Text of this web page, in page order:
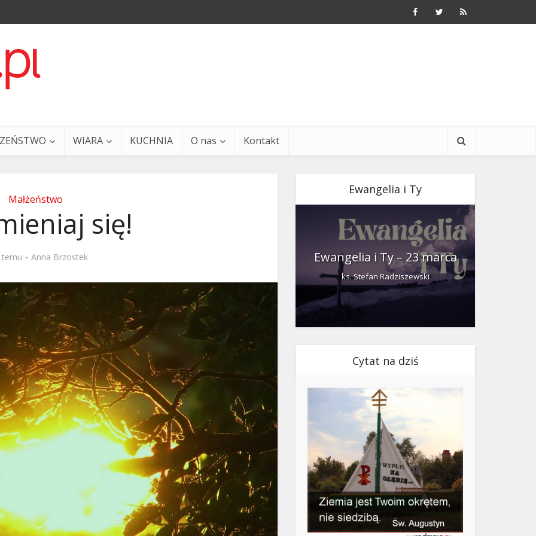
WIARA KUCHNIA O nas Kontakt
Małżeństwo
się!
Anna Brzostek
Ewangelia i Ty
i Ty – 29 grudnia Ewangelia i Ty – 23 marca
ks. Stefan Radziszewski
Cytat na dziś